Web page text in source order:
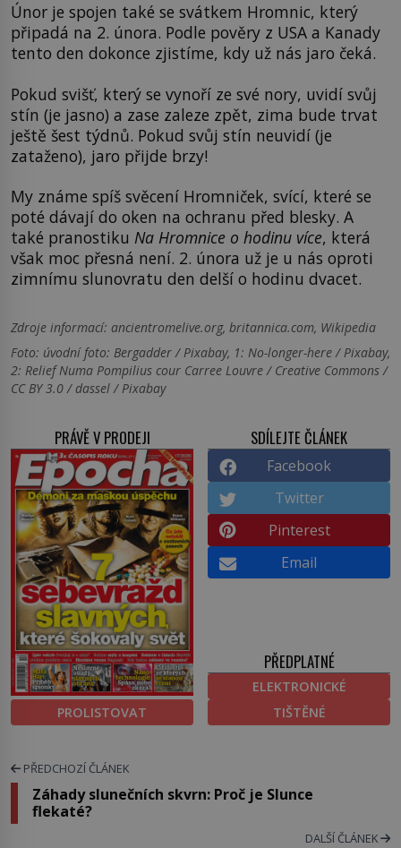
Únor je spojen také se svátkem Hromnic, který
připadá na 2. února. Podle pověry z USA a Kanady
tento den dokonce zjistíme, kdy už nás jaro čeká.
Pokud svišť, který se vynoří ze své nory, uvidí svůj
stín (je jasno) a zase zaleze zpět, zima bude trvat
ještě šest týdnů. Pokud svůj stín neuvidí (je
zataženo), jaro přijde brzy!
My známe spíš svěcení Hromniček, svící, které se
poté dávají do oken na ochranu před blesky. A
také pranostiku Na Hromnice o hodinu více, která
však moc přesná není. 2. února už je u nás oproti
zimnímu slunovratu den delší o hodinu dvacet.
Zdroje informací: ancientromelive.org, britannica.com, Wikipedia
Foto: úvodní foto: Bergadder / Pixabay, 1: No-longer-here / Pixabay,
2: Relief Numa Pompilius cour Carree Louvre / Creative Commons /
CC BY 3.0 / dassel / Pixabay
PRÁVĚ V PRODEJI
PROLISTOVAT
SDÍLEJTE ČLÁNEK
Facebook
Twitter
Pinterest
Email
PŘEDPLATNÉ
ELEKTRONICKÉ
TIŠTĚNÉ
PŘEDCHOZÍ ČLÁNEK
Záhady slunečních skvrn: Proč je Slunce
flekaté?
DALŠÍ ČLÁNEK